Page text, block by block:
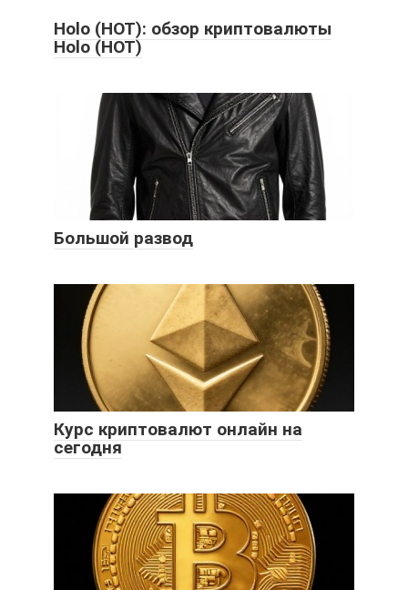
Holo (HOT): обзор криптовалюты
Holo (HOT)
Большой развод
Курс криптовалют онлайн на
сегодня